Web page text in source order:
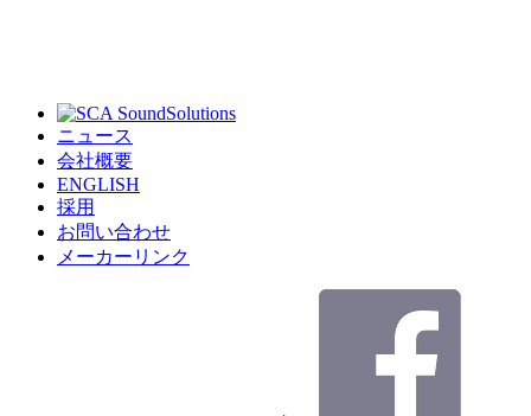
ニュース
会社概要
ENGLISH
採用
お問い合わせ
メーカーリンク